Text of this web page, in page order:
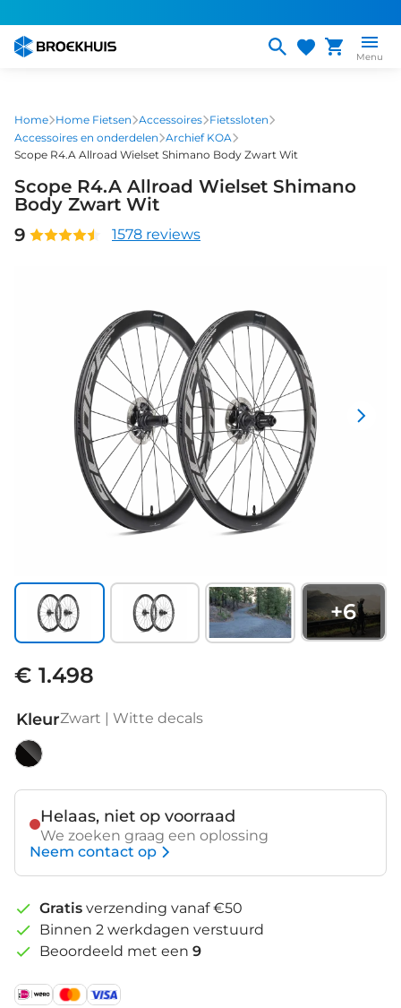
naar
gaan
Menu
Home Home Fietsen Accessoires Fietssloten
Accessoires en onderdelen Archief KOA
Scope R4.A Allroad Wielset Shimano Body Zwart Wit
Scope R4.A Allroad Wielset Shimano
Body Zwart Wit
9
1578 reviews
+6
€ 1.498
KleurZwart | Witte decals
|
Witte
decals
Helaas, niet op voorraad
We zoeken graag een oplossing
Neem contact op
Gratis verzending vanaf €50
Binnen 2 werkdagen verstuurd
Beoordeeld met een 9